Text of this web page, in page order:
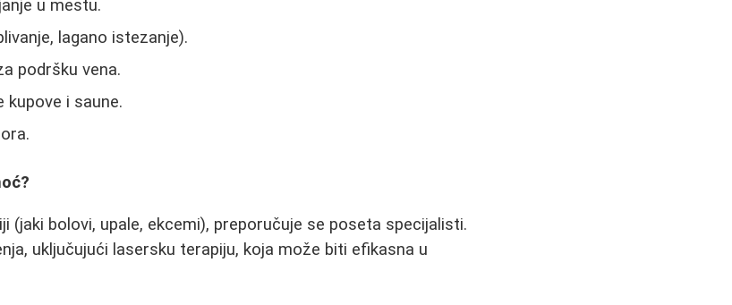
u mestu.
lagano istezanje).
podršku vena.
kupove i saune.
(jaki bolovi, upale, ekcemi), preporučuje se poseta specijalisti.
uključujući lasersku terapiju, koja može biti efikasna u